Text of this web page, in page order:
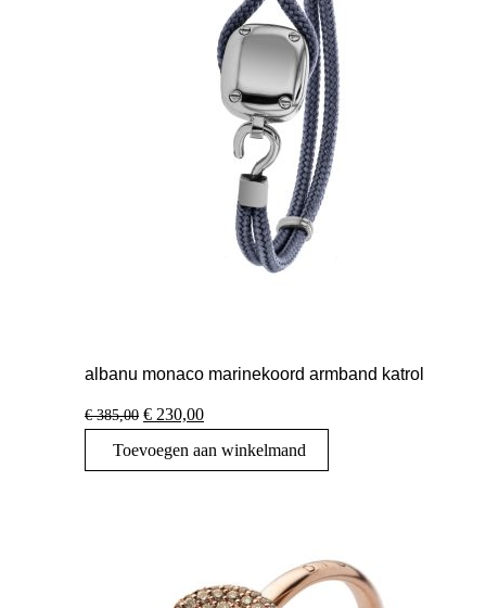
albanu monaco marinekoord armband katrol
€385,00 Oorspronkelijke
prijs
was:
€ 385,00.
€ 230,00Huidige
prijs
is:
€ 230,00.
Toevoegen aan winkelmand